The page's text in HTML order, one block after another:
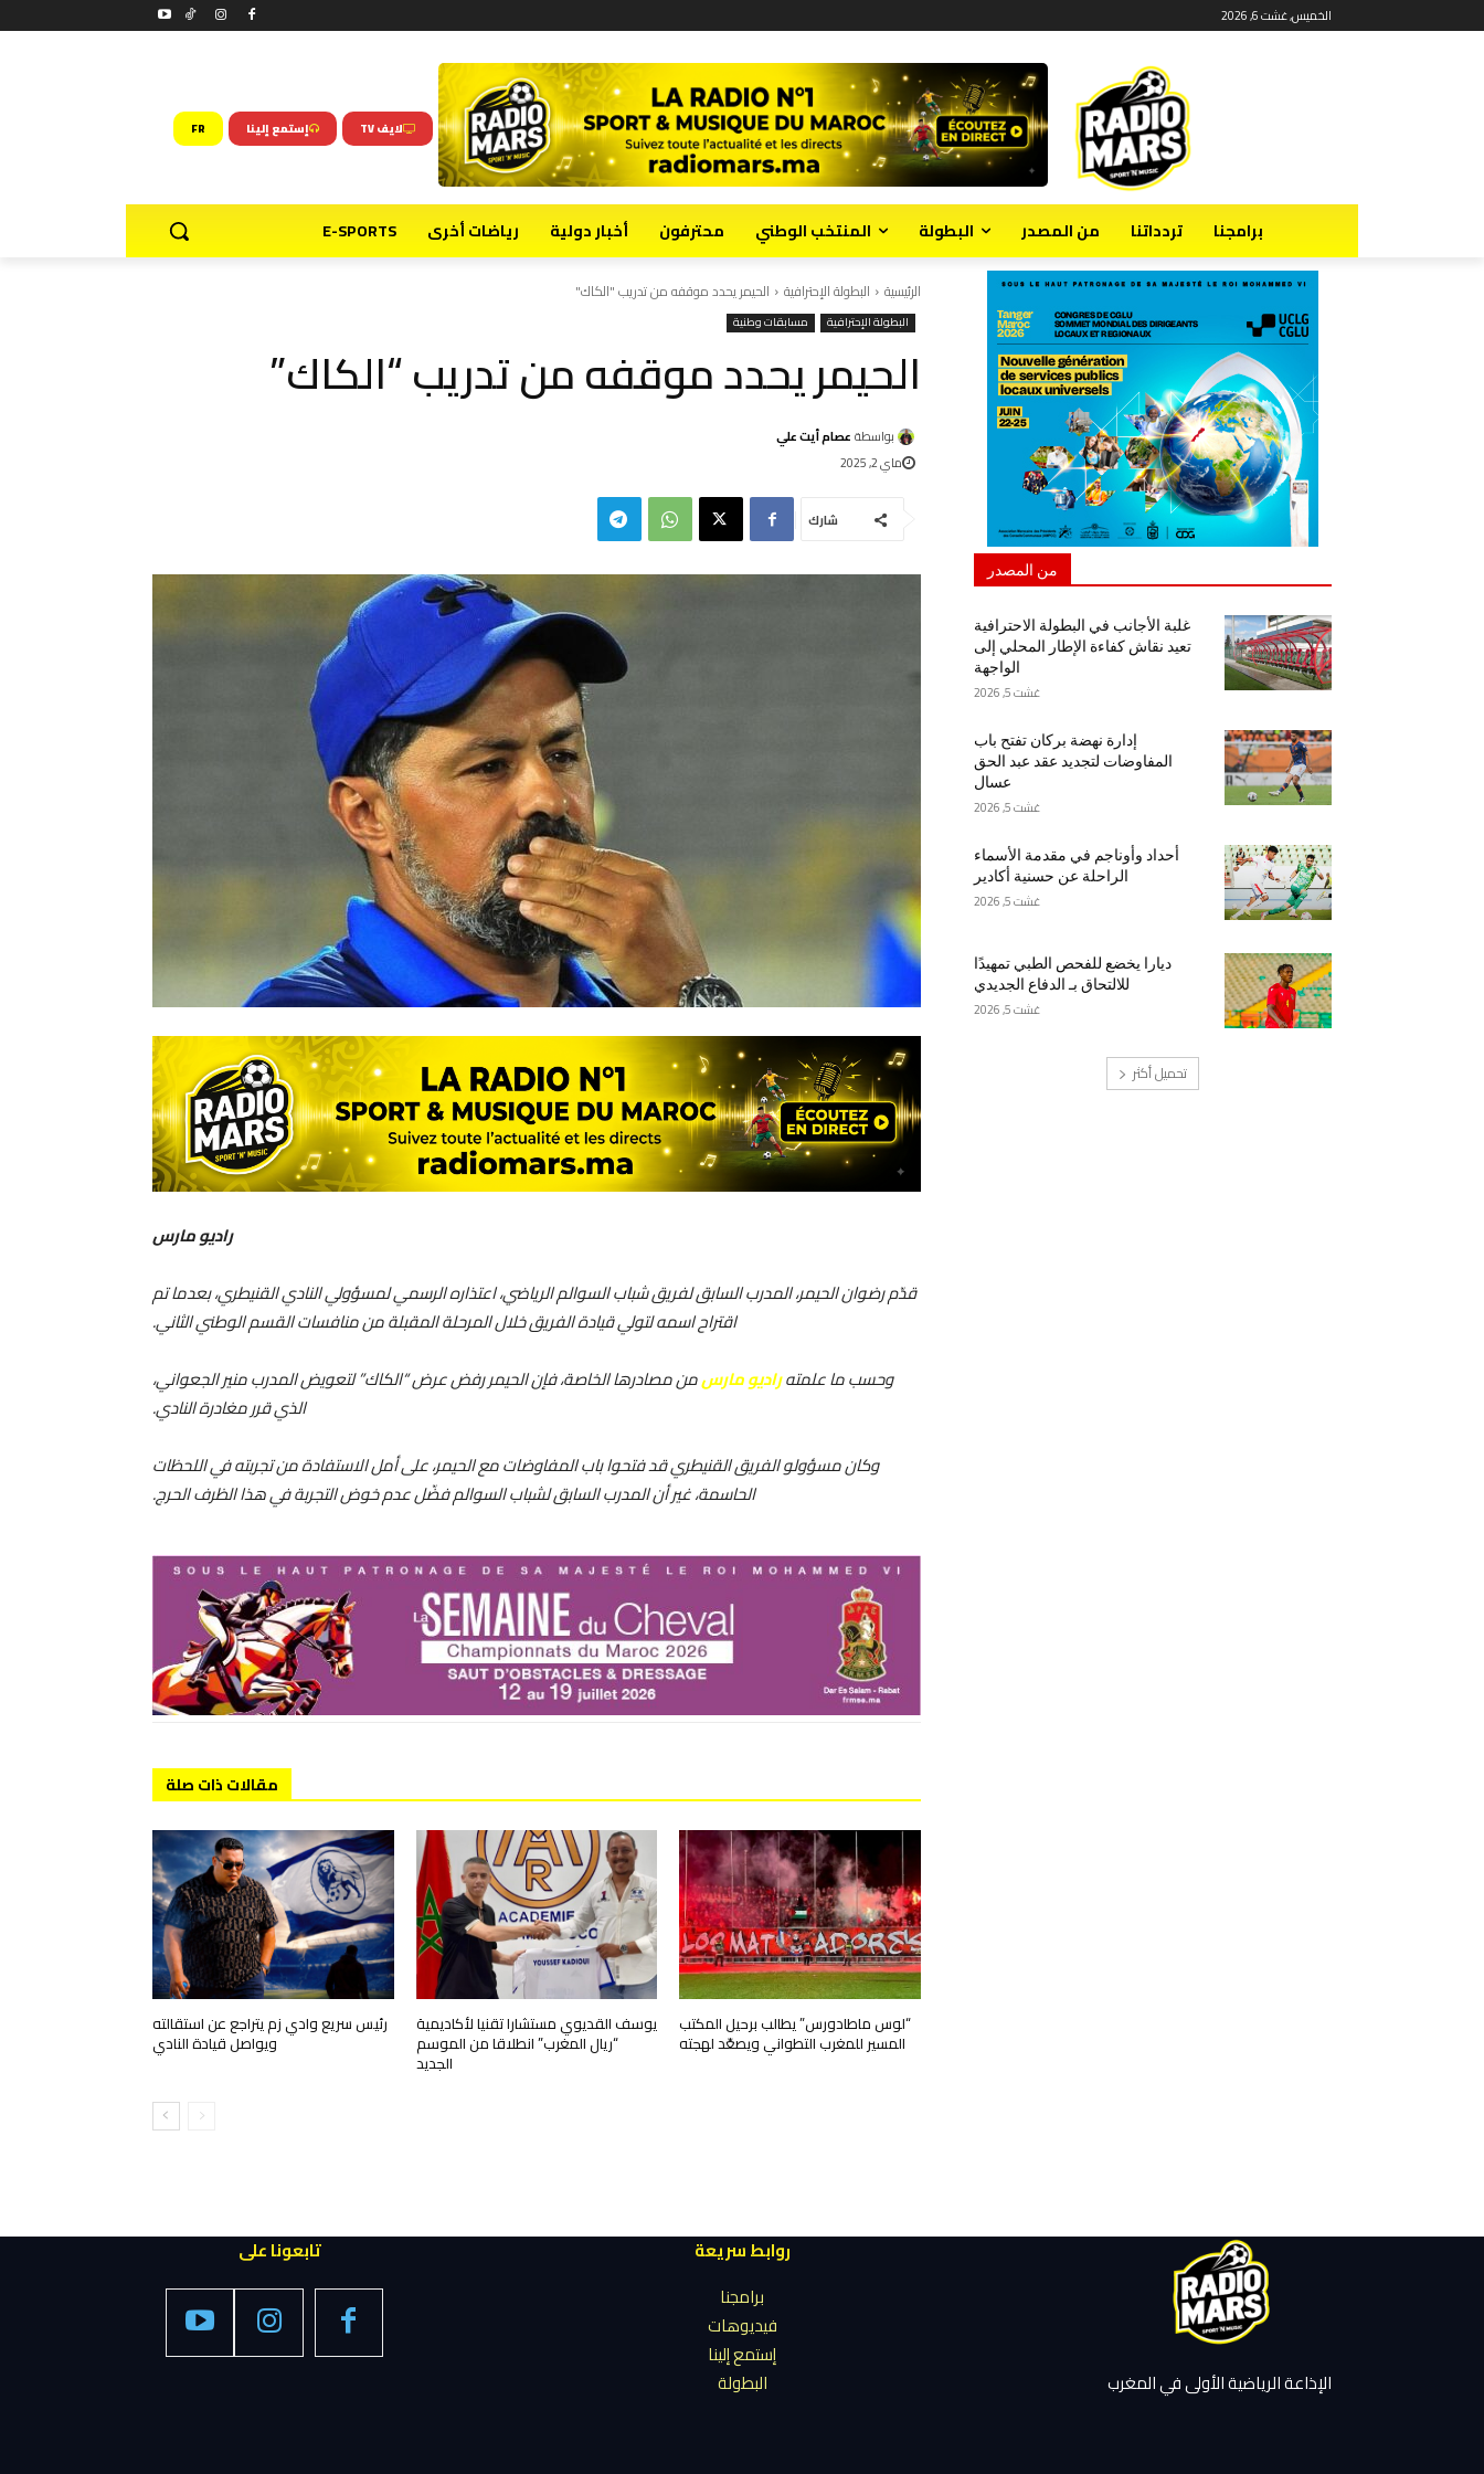
الخميس, غشت 6, 2026
لايف TV إستمع إلينا FR
برامجنا تردداتنا من المصدر البطولة المنتخب الوطني محترفون أخبار دولية رياضات أخرى E-SPORTS
الرئيسية البطولة الإحترافية الحيمر يحدد موقفه من تدريب "الكاك"
البطولة الإحترافية مسابقات وطنية
الحيمر يحدد موقفه من تدريب “الكاك”
بواسطة عصام أيت علي
ماي 2, 2025
شارك
راديو مارس
قدّم رضوان الحيمر، المدرب السابق لفريق شباب السوالم الرياضي، اعتذاره الرسمي لمسؤولي النادي القنيطري، بعدما تم
اقتراح اسمه لتولي قيادة الفريق خلال المرحلة المقبلة من منافسات القسم الوطني الثاني.
وحسب ما علمتهراديو مارسمن مصادرها الخاصة، فإن الحيمر رفض عرض “الكاك” لتعويض المدرب منير الجعواني،
الذي قرر مغادرة النادي.
وكان مسؤولو الفريق القنيطري قد فتحوا باب المفاوضات مع الحيمر، على أمل الاستفادة من تجربته في اللحظات
الحاسمة، غير أن المدرب السابق لشباب السوالم فضّل عدم خوض التجربة في هذا الظرف الحرج.
مقالات ذات صلة
“لوس ماطادورس” يطالب برحيل المكتب
المسير للمغرب التطواني ويصعّد لهجته
يوسف القديوي مستشارا تقنيا لأكاديمية
“ريال المغرب” انطلاقا من الموسم
الجديد
رئيس سريع وادي زم يتراجع عن استقالته
ويواصل قيادة النادي
من المصدر
غلبة الأجانب في البطولة الاحترافية
تعيد نقاش كفاءة الإطار المحلي إلى
الواجهة
غشت 5, 2026
إدارة نهضة بركان تفتح باب
المفاوضات لتجديد عقد عبد الحق
عسال
غشت 5, 2026
أحداد وأوناجم في مقدمة الأسماء
الراحلة عن حسنية أكادير
غشت 5, 2026
ديارا يخضع للفحص الطبي تمهيدًا
للالتحاق بـ الدفاع الجديدي
غشت 5, 2026
تحميل أكثر
تابعونا على
روابط سريعة
برامجنا
فيديوهات
إستمع إلينا
البطولة
الإذاعة الرياضية الأولى في المغرب